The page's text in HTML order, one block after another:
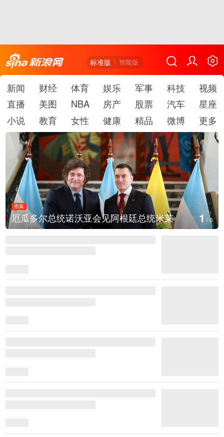
标准版 智能版
新闻 财经 体育 娱乐 军事 科技
视频
直播
美图 NBA 房产 股票 汽车
星座
小说
教育 女性 健康 精品 微博 更多
图集
厄瓜多尔总统诺沃亚会见阿根廷总统米莱 1/6